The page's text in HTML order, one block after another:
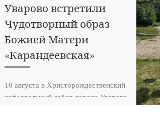
Уварово встретили
Чудотворный образ
Божией Матери
«Карандеевская»
10 августа в Христорождественский
кафедральный собор города Уварово